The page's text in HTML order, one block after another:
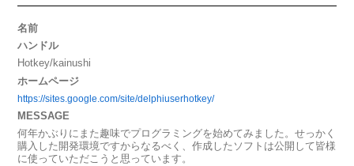
名前
ハンドル
Hotkey/kainushi
ホームページ
https://sites.google.com/site/delphiuserhotkey/
MESSAGE
何年かぶりにまた趣味でプログラミングを始めてみました。せっかく
購入した開発環境ですからなるべく、作成したソフトは公開して皆様
に使っていただこうと思っています。